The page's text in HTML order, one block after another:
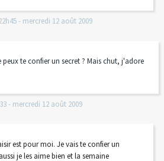
- mercredi 12 août 2009
peux te confier un secret ? Mais chut, j'adore
- mercredi 12 août 2009
est pour moi. Je vais te confier un
je les aime bien et la semaine